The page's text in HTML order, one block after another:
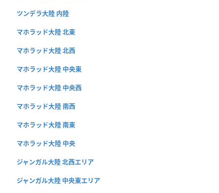
ツンデラ大陸 内陸
マホラッド大陸 北東
マホラッド大陸 北西
マホラッド大陸 中央東
マホラッド大陸 中央西
マホラッド大陸 南西
マホラッド大陸 南東
マホラッド大陸 中央
ジャンガル大陸 北西エリア
ジャンガル大陸 中央東エリア